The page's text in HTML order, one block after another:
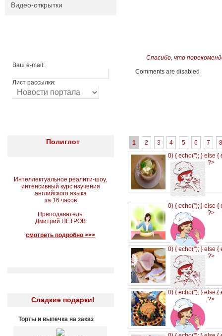
Видео-открытки
Ваш e-mail:
Лист рассылки:
Полиглот
Интеллектуальное реалити-шоу,
интенсивный курс изучения
английского языка
за 16 часов
Преподаватель:
Дмитрий ПЕТРОВ
смотреть подробно >>>
Сладкие подарки!
Торты и выпечка на заказ
Спасибо, что
Comments are disabled
1 2 3 4 5 6 7
8
0) { echo(''); } else {
?>
0) { echo(''); } else {
?>
0) { echo(''); } else {
?>
0) { echo(''); } else {
?>